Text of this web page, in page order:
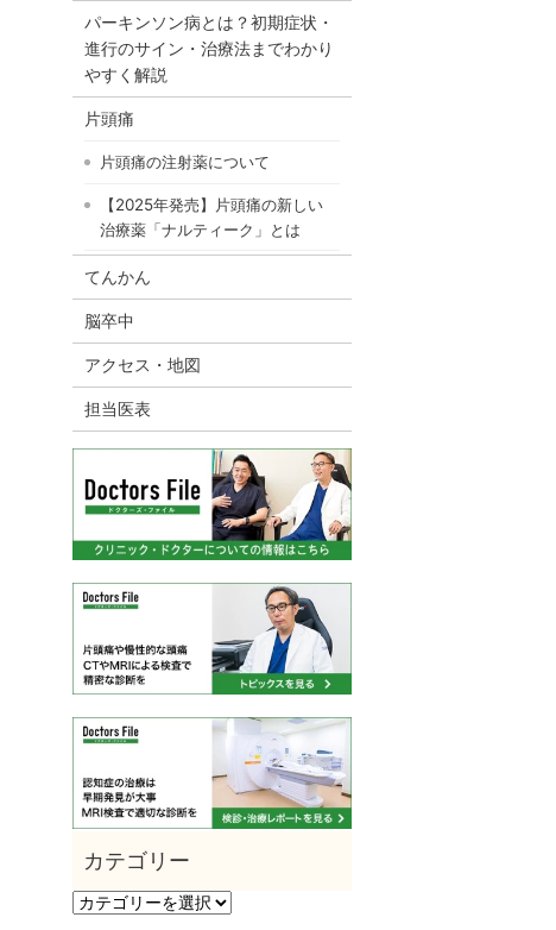
パーキンソン病とは？初期症状・
進行のサイン・治療法までわかり
やすく解説
片頭痛
片頭痛の注射薬について
【2025年発売】片頭痛の新しい
治療薬「ナルティーク」とは
てんかん
脳卒中
アクセス・地図
担当医表
カ